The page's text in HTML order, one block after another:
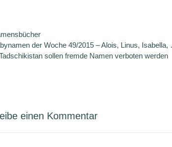
der Woche 49/2015 – Alois, Linus, Isabella,
sollen fremde Namen verboten werden
einen Kommentar